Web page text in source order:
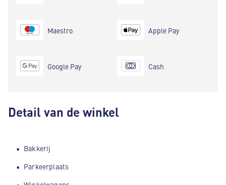
Maestro
Google Pay
Apple Pay
Cash
Detail van de winkel
Bakkerij
Parkeerplaats